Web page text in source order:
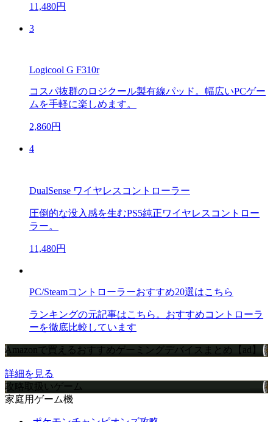
11,480円
3
Logicool G F310r
コスパ抜群のロジクール製有線パッド。幅広いPCゲー
ムを手軽に楽しめます。
2,860円
4
DualSense ワイヤレスコントローラー
圧倒的な没入感を生むPS5純正ワイヤレスコントロー
ラー。
11,480円
PC/Steamコントローラーおすすめ20選はこちら
ランキングの元記事はこちら。おすすめコントローラ
ーを徹底比較しています
Amazonで買えるおすすめゲーミングデバイスまとめ【ad】
詳細を見る
攻略取扱いゲーム
家庭用ゲーム機